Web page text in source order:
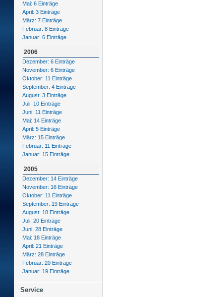
Mai: 6 Einträge
April: 3 Einträge
März: 7 Einträge
Februar: 8 Einträge
Januar: 6 Einträge
2006
Dezember: 6 Einträge
November: 6 Einträge
Oktober: 11 Einträge
September: 4 Einträge
August: 3 Einträge
Juli: 10 Einträge
Juni: 11 Einträge
Mai: 14 Einträge
April: 5 Einträge
März: 15 Einträge
Februar: 11 Einträge
Januar: 15 Einträge
2005
Dezember: 14 Einträge
November: 16 Einträge
Oktober: 11 Einträge
September: 19 Einträge
August: 18 Einträge
Juli: 20 Einträge
Juni: 28 Einträge
Mai: 18 Einträge
April: 21 Einträge
März: 28 Einträge
Februar: 20 Einträge
Januar: 19 Einträge
Service